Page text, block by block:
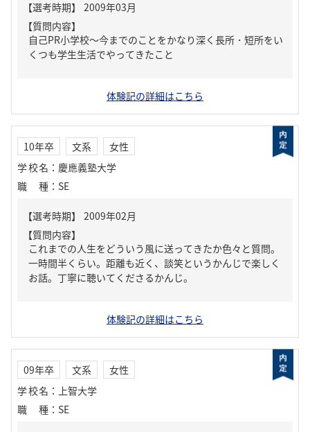
【質問内容】
自己PR小学校～今までのことをかなり深く長所・短所をい
くつも学生生活でやってきたこと
体験記の詳細はこちら
10年卒 文系
女性
学校名 ： 慶應義塾大学
職種 ： SE
【質問内容】
これまでの人生をどういう風に送ってきたか色々と質問。
一時間半くらい。距離も近く、談笑というかんじで楽しく
お話。丁寧に聴いてくださるかんじ。
体験記の詳細はこちら
09年卒 文系
女性
学校名 ： 上智大学
職種 ： SE